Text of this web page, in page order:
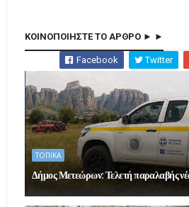
ΚΟΙΝΟΠΟΙΗΣΤΕ ΤΟ ΑΡΘΡΟ ► ►
Facebook Twitter
ΤΟΠΙΚΑ
Δήμος Μετεώρων: Τελετή παραλαβής